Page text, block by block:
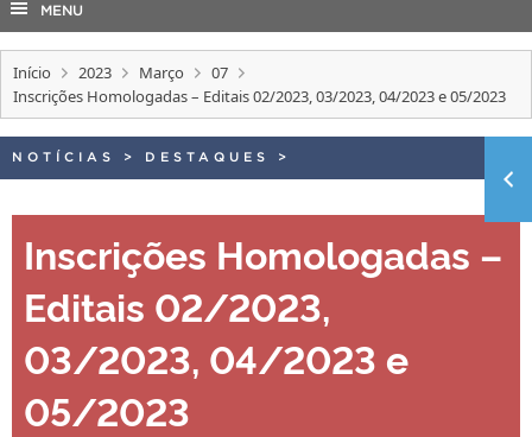
COBALTO
CONCURSOS
EDITAIS
TELEFONES
MENU
Início 2023 Março
07
Inscrições Homologadas – Editais 02/2023, 03/2023, 04/2023 e 05/2023
NOTÍCIAS > DESTAQUES >
Inscrições Homologadas –
Editais 02/2023,
03/2023, 04/2023 e
05/2023